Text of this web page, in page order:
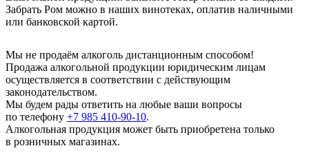
Забрать Ром можно в наших винотеках, оплатив наличными
или банковской картой.
Мы не продаём алкоголь дистанционным способом!
Продажа алкогольной продукции юридическим лицам
осуществляется в соответствии с действующим
законодательством.
Мы будем рады ответить на любые ваши вопросы
по телефону +7 985 410-90-10.
Алкогольная продукция может быть приобретена только
в розничных магазинах.